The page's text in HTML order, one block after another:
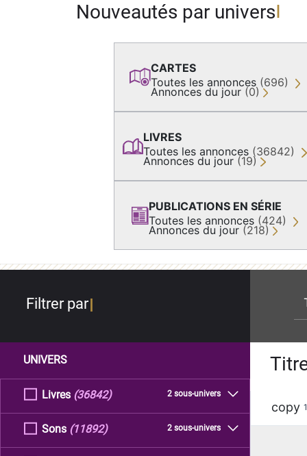
Nouveautés par univers
CARTES
Toutes les annonces (696)
Annonces du jour (0)
LIVRES
Toutes les annonces (36842)
Annonces du jour (19)
PUBLICATIONS EN SÉRIE
Toutes les annonces (424)
Annonces du jour (218)
Filtrer par
UNIVERS
Livres 2 sous-univers
(36842)
Sons 2 sous-univers
(11892)
copy